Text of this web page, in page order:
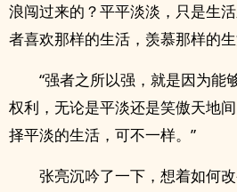
浪闯过来的？平平淡淡，只是生
者喜欢那样的生活，羡慕那样的
“强者之所以强，就是因为能
权利，无论是平淡还是笑傲天地
择平淡的生活，可不一样。”
张亮沉吟了一下，想着如何